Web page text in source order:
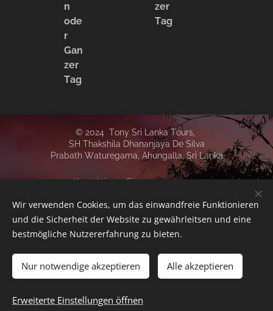
n
ode
r
Gan
zer
Tag
zer
Tag
© 2024 Tony Sri Lanka Tours,
SH Thakshila Dhananjaya De Silva
Prabath Waturegama, Ahungalla,Sri Lanka
Kontaktieren Sie uns:
info@srilankareisen.net
Facebook
Cookies
Deutsch
Wir verwenden Cookies, um das einwandfreie Funktionieren
und die Sicherheit der Website zu gewährleitsen und eine
bestmögliche Nutzererfahrung zu bieten.
Nur notwendige akzeptieren Alle akzeptieren
Erweiterte Einstellungen öffnen